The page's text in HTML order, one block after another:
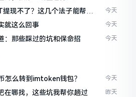
现不了？这几个法子能帮你
今天
就这么回事 今天
：那些踩过的坑和保命招 今天
怎么转到imtoken钱包？ 今天
在哪找，这些坑我帮你趟过 昨天